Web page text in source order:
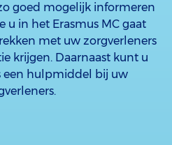
goed mogelijk informeren
u in het Erasmus MC gaat
met uw zorgverleners
krijgen. Daarnaast kunt u
een hulpmiddel bij uw